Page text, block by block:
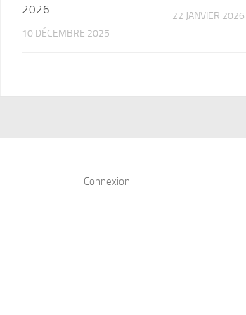
2026
10 DÉCEMBRE 2025
22 JANVIER 2026
Connexion